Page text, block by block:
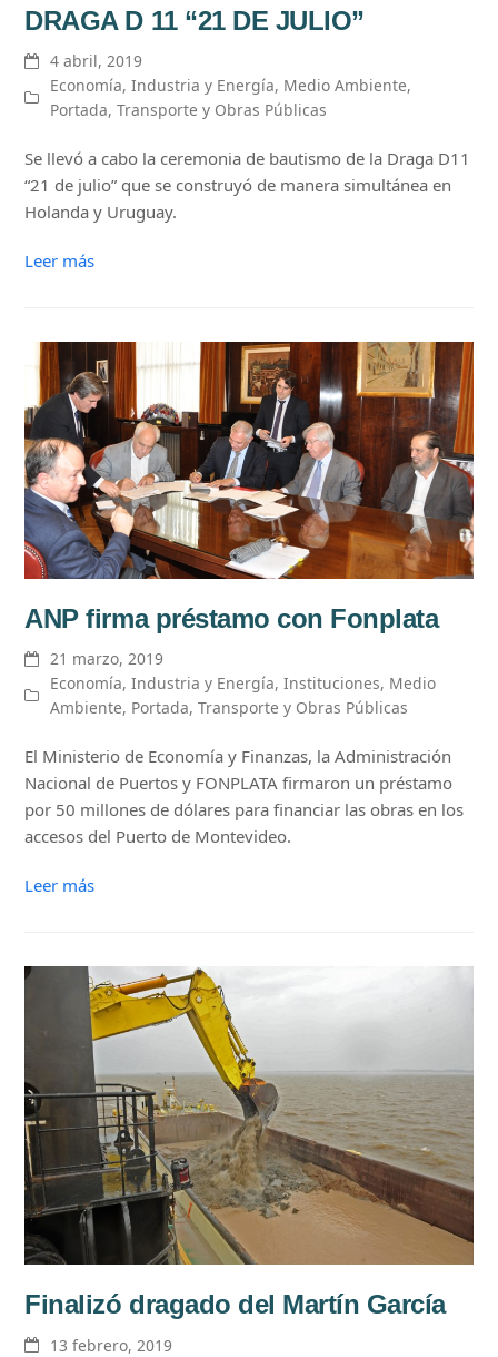
DRAGA D 11 “21 DE JULIO”
4 abril, 2019
Economía,Industria y Energía, Medio Ambiente,
Portada,Transporte y Obras Públicas
Se llevó a cabo la ceremonia de bautismo de la Draga D11
“21 de julio” que se construyó de manera simultánea en
Holanda y Uruguay.
Leer más
ANP firma préstamo con Fonplata
21 marzo, 2019
Economía,Industria y Energía,Instituciones, Medio
Ambiente, Portada,Transporte y Obras Públicas
El Ministerio de Economía y Finanzas, la Administración
Nacional de Puertos y FONPLATA firmaron un préstamo
por 50 millones de dólares para financiar las obras en los
accesos del Puerto de Montevideo.
Leer más
Finalizó dragado del Martín García
13 febrero, 2019